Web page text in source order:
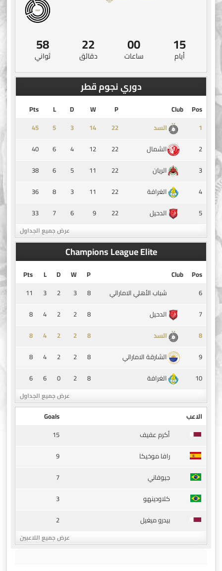
15
أيام
00
ساعات
22
دقائق
58
ثواني
دوري نجوم قطر
Pos
Club
P
W
D
L
Pts
1
السد ‏22
14
3
5
45
2
الشمال 22
12
4
6
40
3
الريان 22
11
5
6
38
4
الغرافة 22
11
3
8
36
5
الدحيل 22
9
6
7
33
عرض جميع الجداول
Champions League Elite
Pos
Club
P
W
D
L
Pts
6
شباب الأهلي الاماراتي 8
3
2
3
11
7
الدحيل 8
2
2
4
8
8
السد 8
2
2
4
8
9
الشارقة الاماراتي 8
2
2
4
8
10
الغرافة 8
2
0
6
6
عرض جميع الجداول
الاعب
Goals
أكرم عفيف
15
رافا موخيكا
9
جيوفاني
7
كلاودينهو
3
بيدرو ميغيل
2
عرض جميع اللاعبين